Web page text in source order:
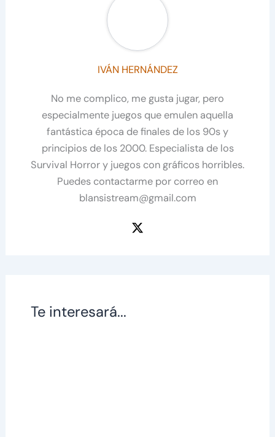
IVÁN HERNÁNDEZ
No me complico, me gusta jugar, pero
especialmente juegos que emulen aquella
fantástica época de finales de los 90s y
principios de los 2000. Especialista de los
Survival Horror y juegos con gráficos horribles.
Puedes contactarme por correo en
blansistream@gmail.com
Te interesará...